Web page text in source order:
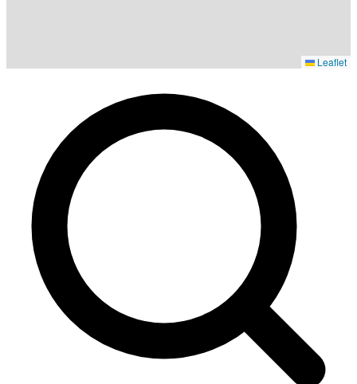
Leaflet